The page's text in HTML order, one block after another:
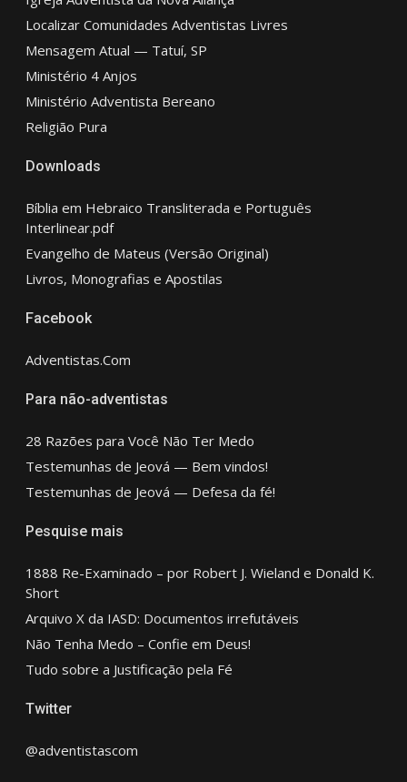
Localizar Comunidades Adventistas Livres
Mensagem Atual — Tatuí, SP
Ministério 4 Anjos
Ministério Adventista Bereano
Religião Pura
Downloads
Bíblia em Hebraico Transliterada e Português
Interlinear.pdf
Evangelho de Mateus (Versão Original)
Livros, Monografias e Apostilas
Facebook
Adventistas.Com
Para não-adventistas
28 Razões para Você Não Ter Medo
Testemunhas de Jeová — Bem vindos!
Testemunhas de Jeová — Defesa da fé!
Pesquise mais
1888 Re-Examinado – por Robert J. Wieland e Donald K.
Short
Arquivo X da IASD: Documentos irrefutáveis
Não Tenha Medo – Confie em Deus!
Tudo sobre a Justificação pela Fé
Twitter
@adventistascom